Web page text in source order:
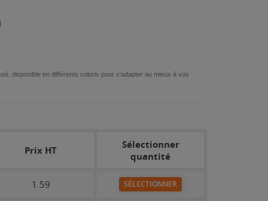
disponible en différents coloris pour s'adapter au mieux à vos
Prix HT
Sélectionner
quantité
1.59 SÉLECTIONNER